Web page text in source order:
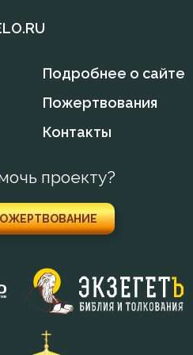
Подробнее о сайте
Пожертвования
Контакты
проекту?